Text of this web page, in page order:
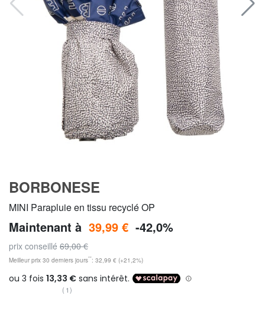
BORBONESE
MINI Parapluie en tissu recyclé OP
Maintenant à 39,99 € -42,0%
prix conseillé 69,00 €
Meilleur prix 30 derniers jours**: 32,99 € (+21,2%)
(1)